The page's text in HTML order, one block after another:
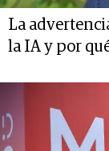
La
la IA y por